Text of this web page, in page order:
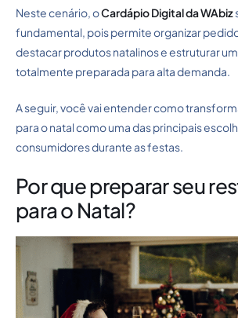
Neste cenário, oCardápio Digital da WAbiz
fundamental, pois permite organizar
destacar produtos natalinos e estruturar
totalmente preparada para alta demanda.
A seguir, você vai entender como
para o natal como uma das principais
consumidores durante as festas.
Por que preparar seu
para o Natal?